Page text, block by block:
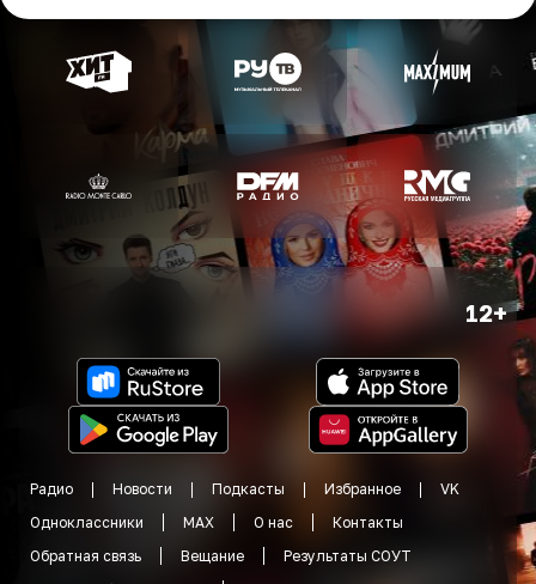
12+
Радио Новости Подкасты Избранное
VK
Одноклассники
MAX О нас
Контакты
Обратная связь
Вещание
Результаты СОУТ